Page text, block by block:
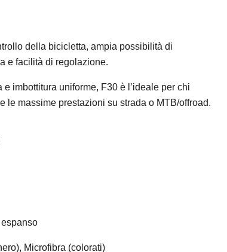
della bicicletta, ampia possibilità di
e facilità di regolazione.
imbottitura uniforme, F30 è l’ideale per chi
le massime prestazioni su strada o MTB/offroad.
Microfibra (colorati)